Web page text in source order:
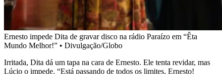
Ernesto impede Dita de gravar disco na rádio Paraízo em “Êta
Mundo Melhor!” • Divulgação/Globo
Irritada, Dita dá um tapa na cara de Ernesto. Ele tenta revidar, mas
Lúcio o impede. “Está passando de todos os limites, Ernesto!